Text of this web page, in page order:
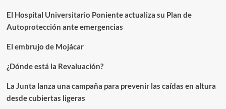
El Hospital Universitario Poniente actualiza su Plan de
Autoprotección ante emergencias
El embrujo de Mojácar
¿Dónde está la Revaluación?
La Junta lanza una campaña para prevenir las caídas en altura
desde cubiertas ligeras